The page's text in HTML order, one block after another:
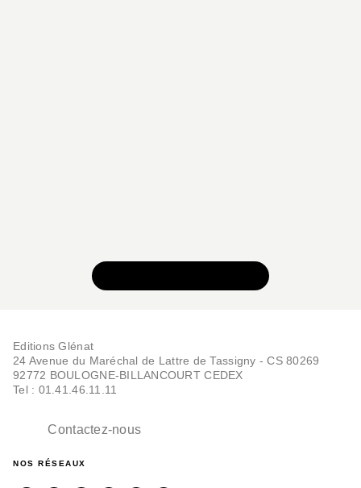
Editions Glénat
24 Avenue du Maréchal de Lattre de Tassigny - CS 80269
92772 BOULOGNE-BILLANCOURT CEDEX
Tel : 01.41.46.11.11
Contactez-nous
NOS RÉSEAUX